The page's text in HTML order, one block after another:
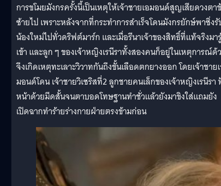
การขโมยมังกรครั้งนี้เป็นเหตุให้เจ้าชายเอมอนด์สูญเสียดวงตา
ซ้ายไป เพราะหลังจากที่กระทำการสำเร็จโดนมังกรยักษ์พาซิ่ง
น้องใหม่ไปทั่วดริฟต์มาร์ก และเมื่อรีนาเจ้าของสิทธิ์ที่แท้จริงมา
เข้า และลูก ๆ ของเจ้าหญิงเรนีราทั้งสองคนก็อยู่ในเหตุการณ์ด้
จึงเกิดเหตุทะเลาะวิวาทกันถึงขั้นเลือดตกยางออก โดยเจ้าชาย
มอนด์โดน เจ้าชายวิเซริสที่2 ลูกชายคนเล็กของเจ้าหญิงเรนีรา
หน้าด้วยมีดสั้นจนตาบอดโทษฐานทำชั่วแล้วยังมาขิงใส่แถมยัง
เปิดฉากทำร้ายร่างกายฝ่ายตรงข้ามก่อน